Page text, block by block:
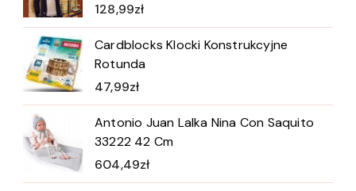
128,99zł
Cardblocks Klocki Konstrukcyjne
Rotunda
47,99zł
Antonio Juan Lalka Nina Con Saquito
33222 42 Cm
604,49zł